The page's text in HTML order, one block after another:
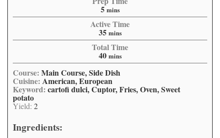
5 mins
Active Time
35 mins
Total Time
40 mins
Course: Main Course, Side Dish
Cuisine: American, European
Keyword: cartofi dulci, Cuptor, Fries, Oven, Sweet
potato
Yield: 2
Ingredients: